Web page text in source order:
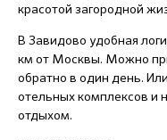
красотой загородной
В Завидово удобная
км от Москвы. Можно
обратно в один день.
отельных комплексов и
отдыхом.